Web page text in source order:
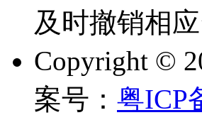
及时撤销相应
Copyright ©
案号： 粤ICP